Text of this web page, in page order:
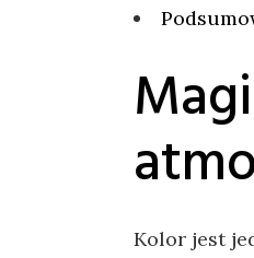
Kolor jest